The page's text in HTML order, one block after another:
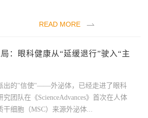
READ MORE
：眼科健康从“延缓退行”驶入“主
出的"信使"——外泌体，已经走进了眼科
究团队在《ScienceAdvances》首次在人体
干细胞（MSC）来源外泌体...